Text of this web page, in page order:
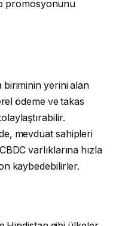
promosyonunu
biriminin yerini alan
ödeme ve takas
mevduat sahipleri
varlıklarına hızla
kaybedebilirler.